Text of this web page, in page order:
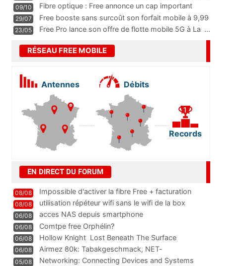
09/10
Fibre optique : Free annonce un cap important
pass
...
29/07
Free booste sans surcoût son forfait mobile à 9,99
23/05 Free Pro lance son offre de flotte mobile 5G à La ...
RÉSEAU FREE MOBILE
Antennes Débits
Records
EN DIRECT DU FORUM
08/08
Impossible d'activer la fibre Free + facturation
résiliation
08/08 utilisation répéteur wifi sans le wifi de la box
06/08 acces NAS depuis smartphone
06/08 Comtpe free Orphélin?
06/08 Hollow Knight  Lost Beneath The Surface
06/08
Airmez 80k: Tabakgeschmack, NET-
Technologie und Leistung im
05/08 Networking: Connecting Devices and Systems